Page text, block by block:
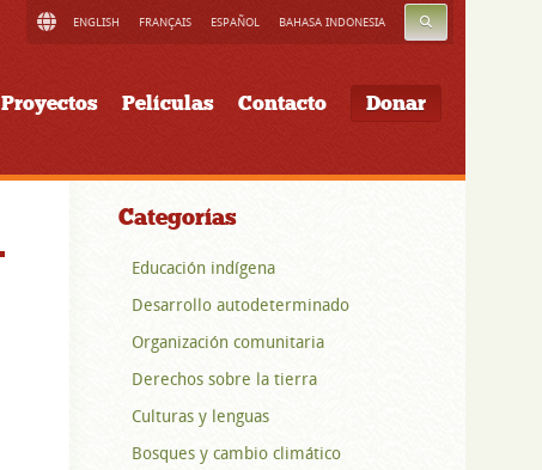
ENGLISH FRANÇAIS ESPAÑOL BAHASA INDONESIA BUSCAR
Proyectos Películas Contacto Donar
Categorías
Educación indígena
Desarrollo autodeterminado
Organización comunitaria
Derechos sobre la tierra
Culturas y lenguas
Bosques y cambio climático